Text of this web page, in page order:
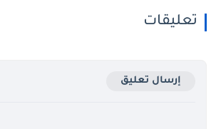
تعليقات
إرسال تعليق